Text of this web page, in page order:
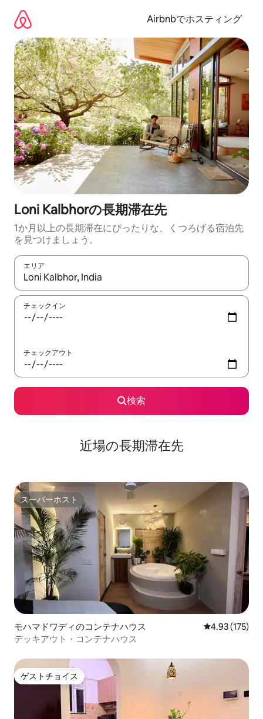
Airbnbでホスティング
Loni Kalbhorの長期滞在先
1か月以上の長期滞在にぴったりな、くつろげる宿泊先
を見つけましょう。
エリア
検索結果が表示されたら、上下の矢印キーを使って移動するか
チェックイン
チェックアウト
検索
近場の長期滞在先
スーパーホスト
スーパーホスト
モハマドワディのコンテナハウス レビュー175
4.93 (175)
デッキアウト・コンテナハウス
ゲストチョイス
ゲストチョイス